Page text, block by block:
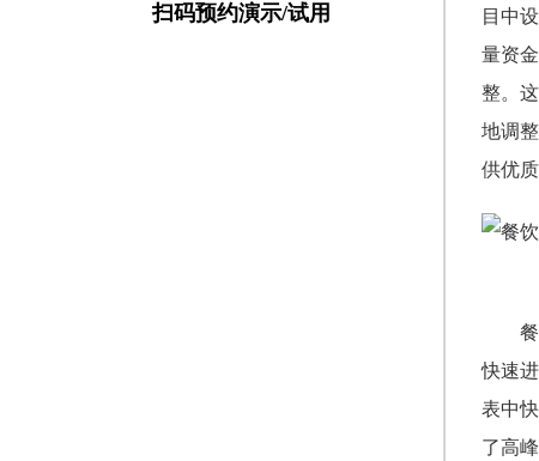
扫码预约演示/试用
目中
量资
整。
地调
供优
快速
表中
了高